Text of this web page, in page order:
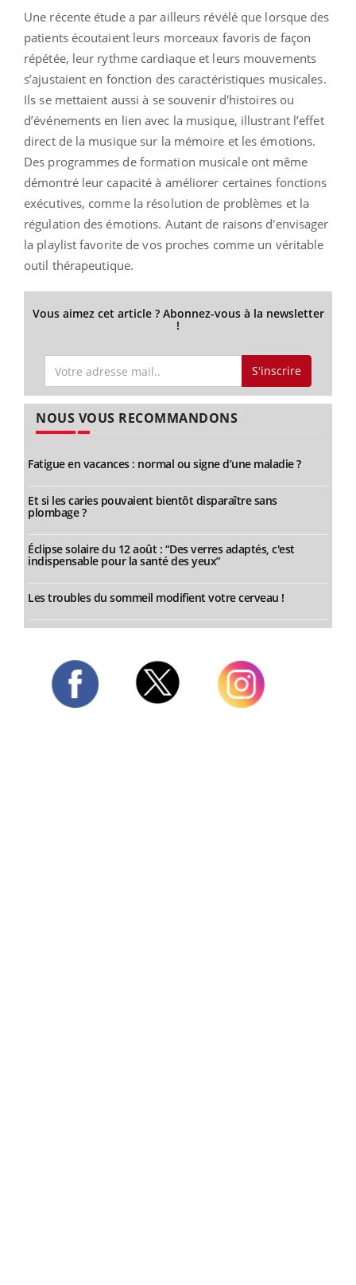
Une récente étude a par ailleurs révélé que lorsque des
patients écoutaient leurs morceaux favoris de façon
répétée, leur rythme cardiaque et leurs mouvements
s’ajustaient en fonction des caractéristiques musicales.
Ils se mettaient aussi à se souvenir d'histoires ou
d’événements en lien avec la musique, illustrant l’effet
direct de la musique sur la mémoire et les émotions.
Des programmes de formation musicale ont même
démontré leur capacité à améliorer certaines fonctions
exécutives, comme la résolution de problèmes et la
régulation des émotions. Autant de raisons d'envisager
la playlist favorite de vos proches comme un véritable
outil thérapeutique.
Vous aimez cet article ? Abonnez-vous à la newsletter
!
S'inscrire
NOUS VOUS RECOMMANDONS
Fatigue en vacances : normal ou signe d’une maladie ?
Et si les caries pouvaient bientôt disparaître sans
plombage ?
Éclipse solaire du 12 août : “Des verres adaptés, c'est
indispensable pour la santé des yeux”
Les troubles du sommeil modifient votre cerveau !